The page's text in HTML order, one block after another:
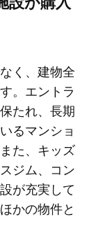
く、建物全
。エントラ
たれ、長期
るマンショ
た、キッズ
ジム、コン
が充実して
かの物件と